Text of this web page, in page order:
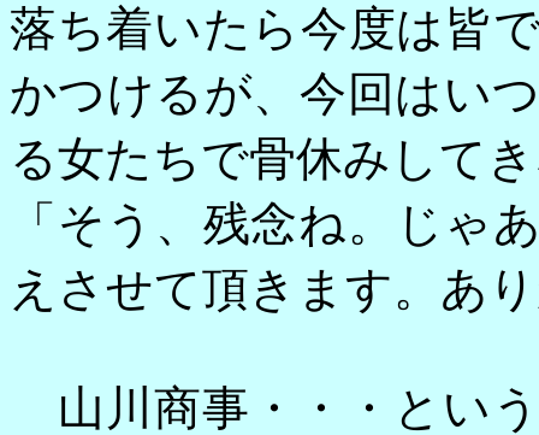
落ち着いたら今度は皆
かつけるが、今回はい
る女たちで骨休みして
「そう、残念ね。じゃ
えさせて頂きます。あ
山川商事・・・とい